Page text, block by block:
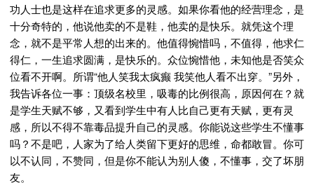
功人士也是这样在追求更多的灵感。如果你看他的经营理念，是
十分奇特的，他说他卖的不是鞋，他卖的是快乐。就凭这个理
念，就不是平常人想的出来的。他值得惋惜吗，不值得，他求仁
得仁，一生追求圆满，是快乐的。众位惋惜他，未知他是否笑众
位看不开啊。所谓“他人笑我太疯癫 我笑他人看不出穿。”另外，
我告诉各位一事：顶级名校里，吸毒的比例很高，原因何在？就
是学生天赋不够，又看到学生中有人比自己更有天赋，更有灵
感，所以不得不靠毒品提升自己的灵感。你能说这些学生不懂事
吗？不是吧，人家为了给人类留下更好的思维，命都敢冒。你可
以不认同，不赞同，但是你不能认为别人傻，不懂事，交了坏朋
友。